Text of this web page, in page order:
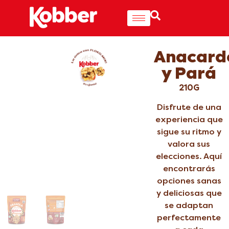
y Pará
210G
Disfrute de una
experiencia que
sigue su ritmo y
valora sus
elecciones. Aquí
encontrarás
opciones sanas
y deliciosas que
se adaptan
perfectamente